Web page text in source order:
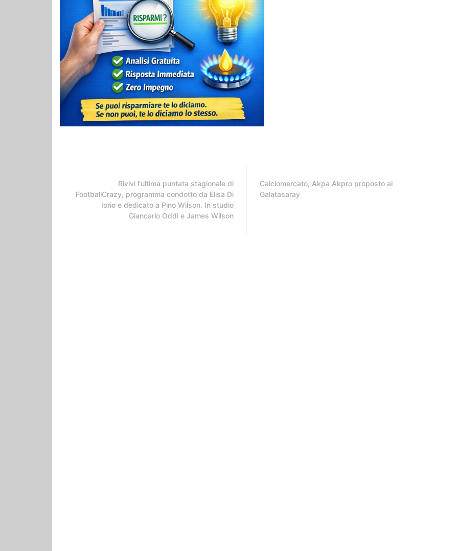
Rivivi l'ultima puntata stagionale di
FootballCrazy, programma condotto da Elisa Di
Iorio e dedicato a Pino Wilson. In studio
Giancarlo Oddi e James Wilson
Calciomercato, Akpa Akpro proposto al
Galatasaray